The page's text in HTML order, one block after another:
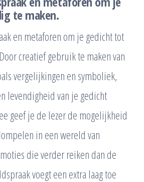
te maken.
en metaforen om je gedicht tot
creatief gebruik te maken van
vergelijkingen en symboliek,
levendigheid van je gedicht
geef je de lezer de mogelijkheid
in een wereld van
die verder reiken dan de
voegt een extra laag toe